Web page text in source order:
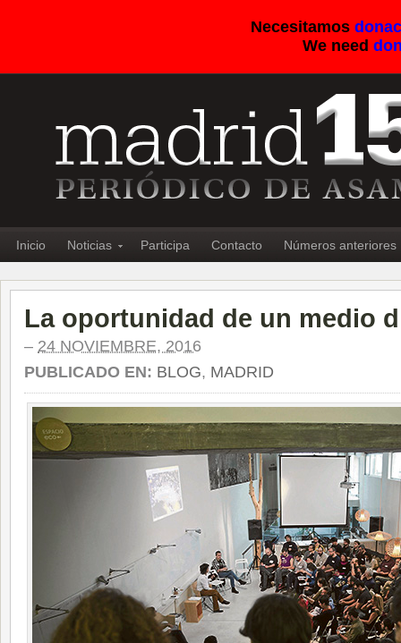
Necesitamos
We need
Inicio Noticias Participa Contacto Números anteriores
La oportunidad de un medio
– 24 NOVIEMBRE, 2016
PUBLICADO EN: BLOG, MADRID